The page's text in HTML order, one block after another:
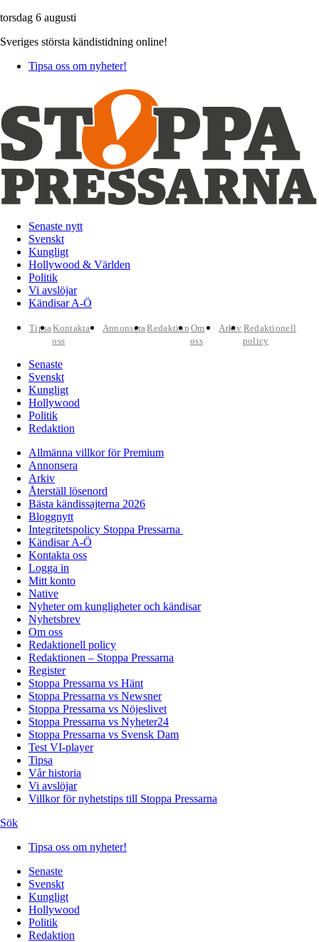
torsdag 6 augusti
Sveriges största kändistidning online!
Tipsa oss om nyheter!
Senaste nytt
Svenskt
Kungligt
Hollywood & Världen
Politik
Vi avslöjar
Kändisar A-Ö
TipsaKontakta
oss
AnnonseraRedaktion Om
oss
Arkiv Redaktionell
policy
Senaste
Svenskt
Kungligt
Hollywood
Politik
Redaktion
Allmänna villkor för Premium
Annonsera
Arkiv
Återställ lösenord
Bästa kändissajterna 2026
Bloggnytt
Integritetspolicy Stoppa Pressarna
Kändisar A-Ö
Kontakta oss
Logga in
Mitt konto
Native
Nyheter om kungligheter och kändisar
Nyhetsbrev
Om oss
Redaktionell policy
Redaktionen – Stoppa Pressarna
Register
Stoppa Pressarna vs Hänt
Stoppa Pressarna vs Newsner
Stoppa Pressarna vs Nöjeslivet
Stoppa Pressarna vs Nyheter24
Stoppa Pressarna vs Svensk Dam
Test VI-player
Tipsa
Vår historia
Vi avslöjar
Villkor för nyhetstips till Stoppa Pressarna
Sök
Tipsa oss om nyheter!
Senaste
Svenskt
Kungligt
Hollywood
Politik
Redaktion